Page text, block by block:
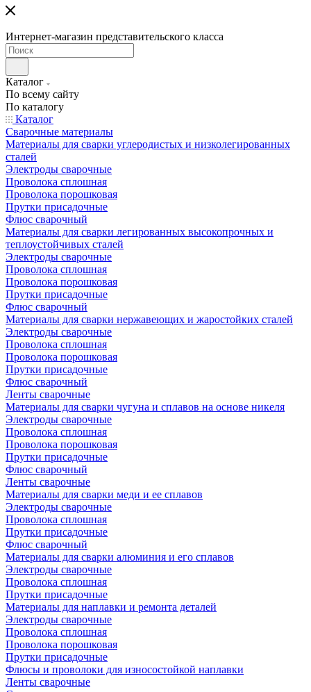
Интернет-магазин представительского класса
Каталог
По всему сайту
По каталогу
Каталог
Сварочные материалы
Материалы для сварки углеродистых и низколегированных
сталей
Электроды сварочные
Проволока сплошная
Проволока порошковая
Прутки присадочные
Флюс сварочный
Материалы для сварки легированных высокопрочных и
теплоустойчивых сталей
Электроды сварочные
Проволока сплошная
Проволока порошковая
Прутки присадочные
Флюс сварочный
Материалы для сварки нержавеющих и жаростойких сталей
Электроды сварочные
Проволока сплошная
Проволока порошковая
Прутки присадочные
Флюс сварочный
Ленты сварочные
Материалы для сварки чугуна и сплавов на основе никеля
Электроды сварочные
Проволока сплошная
Проволока порошковая
Прутки присадочные
Флюс сварочный
Ленты сварочные
Материалы для сварки меди и ее сплавов
Электроды сварочные
Проволока сплошная
Прутки присадочные
Флюс сварочный
Материалы для сварки алюминия и его сплавов
Электроды сварочные
Проволока сплошная
Прутки присадочные
Материалы для наплавки и ремонта деталей
Электроды сварочные
Проволока сплошная
Проволока порошковая
Прутки присадочные
Флюсы и проволоки для износостойкой наплавки
Ленты сварочные